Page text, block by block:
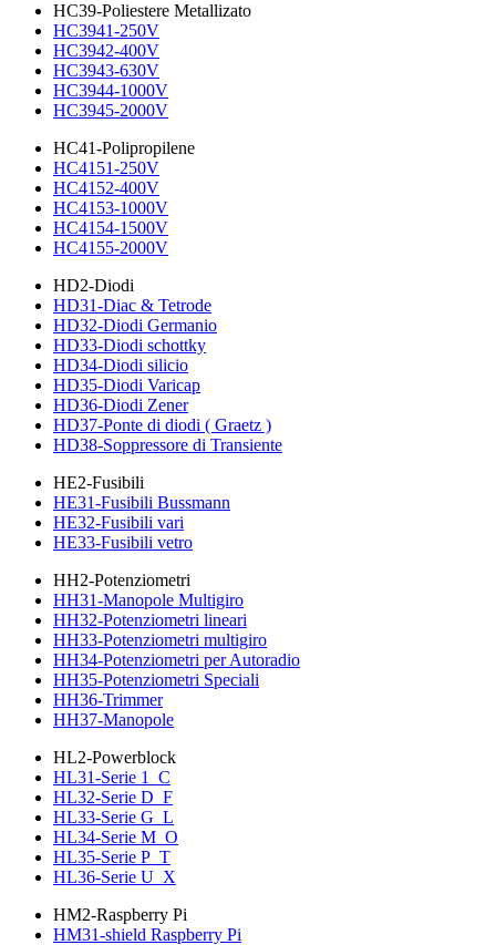
HC39-Poliestere Metallizato
HC3941-250V
HC3942-400V
HC3943-630V
HC3944-1000V
HC3945-2000V
HC41-Polipropilene
HC4151-250V
HC4152-400V
HC4153-1000V
HC4154-1500V
HC4155-2000V
HD2-Diodi
HD31-Diac & Tetrode
HD32-Diodi Germanio
HD33-Diodi schottky
HD34-Diodi silicio
HD35-Diodi Varicap
HD36-Diodi Zener
HD37-Ponte di diodi ( Graetz )
HD38-Soppressore di Transiente
HE2-Fusibili
HE31-Fusibili Bussmann
HE32-Fusibili vari
HE33-Fusibili vetro
HH2-Potenziometri
HH31-Manopole Multigiro
HH32-Potenziometri lineari
HH33-Potenziometri multigiro
HH34-Potenziometri per Autoradio
HH35-Potenziometri Speciali
HH36-Trimmer
HH37-Manopole
HL2-Powerblock
HL31-Serie 1_C
HL32-Serie D_F
HL33-Serie G_L
HL34-Serie M_O
HL35-Serie P_T
HL36-Serie U_X
HM2-Raspberry Pi
HM31-shield Raspberry Pi